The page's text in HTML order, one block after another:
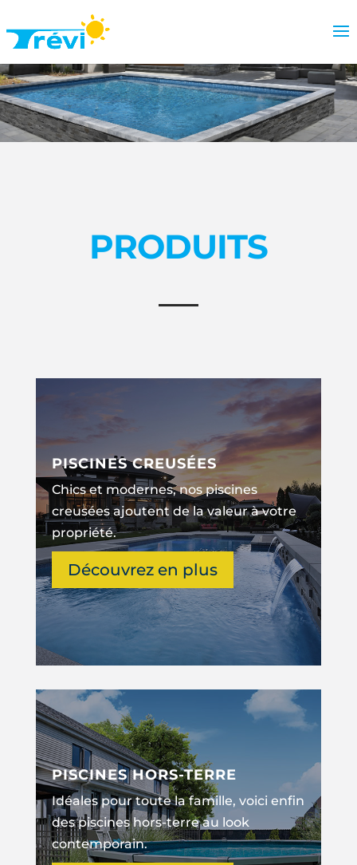
PRODUITS
PISCINES CREUSÉES
Chics et modernes, nos piscines
creusées ajoutent de la valeur à votre
propriété.
Découvrez en plus
PISCINES HORS-TERRE
Idéales pour toute la famille, voici enfin
des piscines hors-terre au look
contemporain.